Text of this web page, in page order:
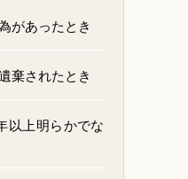
があったとき
棄されたとき
以上明らかでな